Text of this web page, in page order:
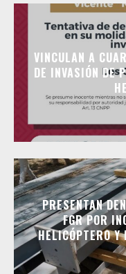
VINCULAN A
DE INVASIÓN DE
PRESENTAN
FGR POR
HELICÓPTERO